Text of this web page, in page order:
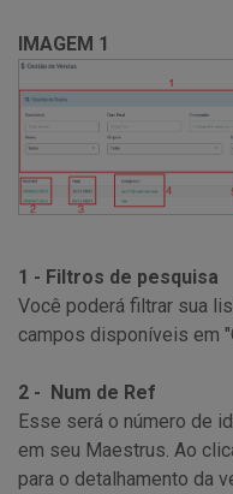
IMAGEM 1
1 - Filtros de pesquisa
Você poderá filtrar sua
campos disponíveis em
2 - Num de Ref
Esse será o número de
em seu Maestrus. Ao
para o detalhamento da